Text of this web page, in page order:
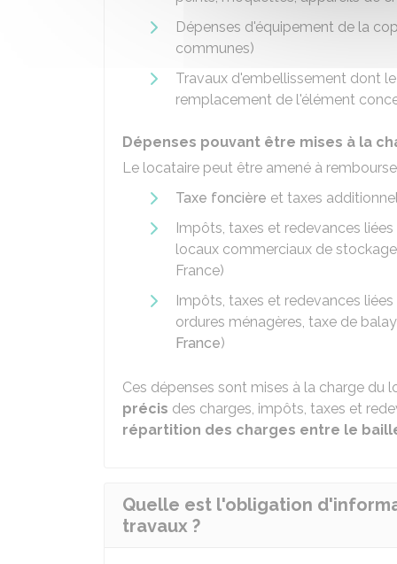
Dépenses d'équipement de la
communes)
Travaux d'embellissement dont
remplacement de l'élément
Dépenses pouvant être mises à la
Le locataire peut être amené à
Taxe foncière et taxes
Impôts, taxes et redevances
locaux commerciaux de
France)
Impôts, taxes et redevances
ordures ménagères, taxe de
France)
Ces dépenses sont mises à la charge du
précis des charges, impôts, taxes et
répartition des charges entre le
Quelle est l'obligation
travaux ?